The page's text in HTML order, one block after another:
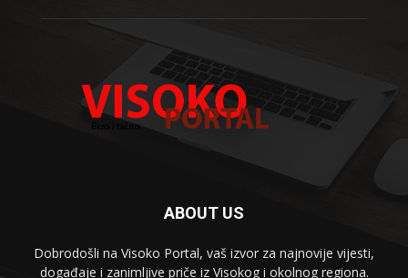
ABOUT US
Dobrodošli na Visoko Portal, vaš izvor za najnovije vijesti,
događaje i zanimljive priče iz Visokog i okolnog regiona.